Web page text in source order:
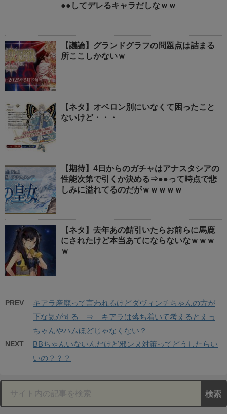
●●してデレるキャラだしなｗｗ
【議論】グランドグラフの問題点は詰まる
所ここしかないｗ
【ネタ】オベロン別にいなくて困ったこと
ないけど・・・
【期待】4日からのガチャはアナスタシアの
性能次第で引くか決める⇒●●って時点で悲
しみに溢れてるのだがｗｗｗｗｗ
【ネタ】去年あの鯖引いたらお前らに馬鹿
にされたけど本当あてにならないなｗｗｗ
ｗ
PREV
キアラ産廃って言われるけどダヴィンチちゃんの方が
下な気がする ⇒ キアラは落ち着いて考えるとえっ
ちゃんやハムほどじゃなくない？
NEXT
BBちゃんいないんだけど邪ンヌ対策ってどうしたらい
いの？？？